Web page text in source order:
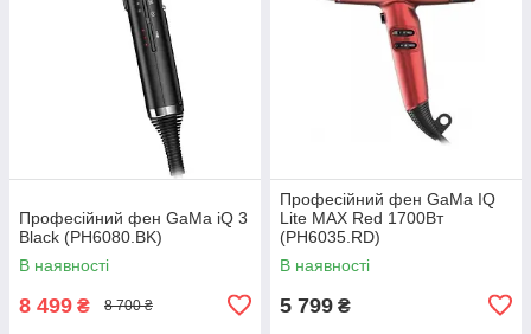
Професійний фен GaMa iQ 3
Black (PH6080.BK)
В наявності
8 499 ₴ 8 700 ₴
Професійний фен GaMa IQ
Lite MAX Red 1700Вт
(PH6035.RD)
В наявності
5 799 ₴